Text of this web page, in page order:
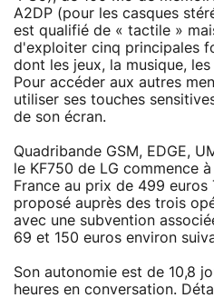
A2DP (pour les casques
est qualifié de « tactile »
d'exploiter cinq principales
dont les jeux, la musique,
Pour accéder aux autres
utiliser ses touches
de son écran.
Quadribande GSM, EDGE,
le KF750 de LG commence
France au prix de 499 euros
proposé auprès des trois
avec une subvention
69 et 150 euros environ
Son autonomie est de 10,8
heures en conversation.